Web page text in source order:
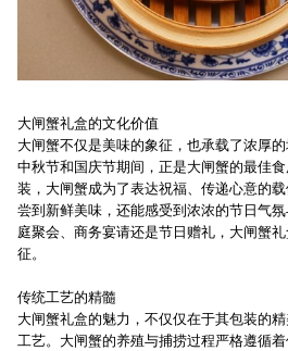
大闸蟹礼盒的文化价值
大闸蟹不仅是美味的象征，也承载了浓厚
中秋节和国庆节期间，正是大闸蟹的最佳
装，大闸蟹成为了表达祝福、传递心意的
尝到新鲜美味，还能感受到浓浓的节日气
庭聚会、商务宴请还是节日赠礼，大闸蟹
征。
传统工艺的精髓
大闸蟹礼盒的魅力，不仅仅在于其包装的
工艺。大闸蟹的养殖与捕捞过程严格遵循